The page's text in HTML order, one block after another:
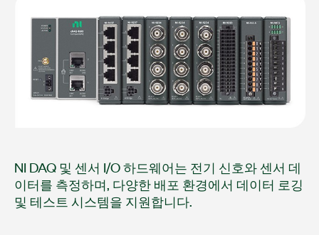
NI DAQ 및 센서 I/O 하드웨어는 전기 신호와 센서 데
이터를 측정하며, 다양한 배포 환경에서 데이터 로깅
및 테스트 시스템을 지원합니다.